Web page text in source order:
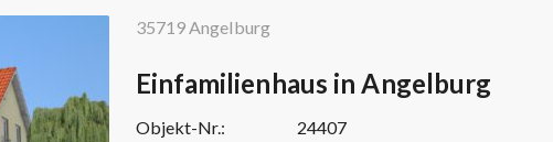
35719 Angelburg
Einfamilienhaus in Angelburg
Objekt-Nr.:
24407